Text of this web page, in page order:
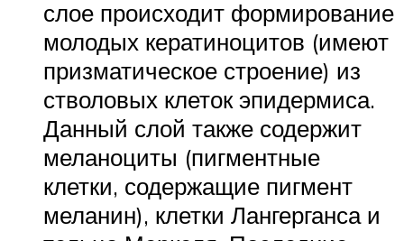
слое происходит формирование
молодых кератиноцитов (имеют
призматическое строение) из
стволовых клеток эпидермиса.
Данный слой также содержит
меланоциты (пигментные
клетки, содержащие пигмент
меланин), клетки Лангерганса и